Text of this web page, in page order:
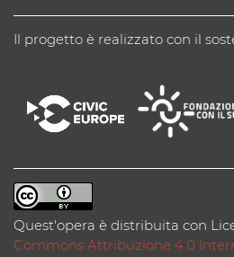
Il progetto è realizzato con il
Quest'opera è distribuita con
Commons Attribuzione 4.0